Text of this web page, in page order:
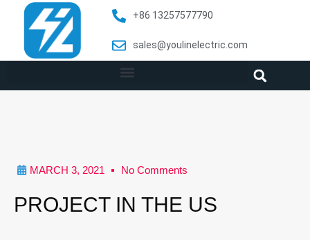
+86 13257577790
sales@youlinelectric.com
MARCH 3, 2021 No Comments
PROJECT IN THE US